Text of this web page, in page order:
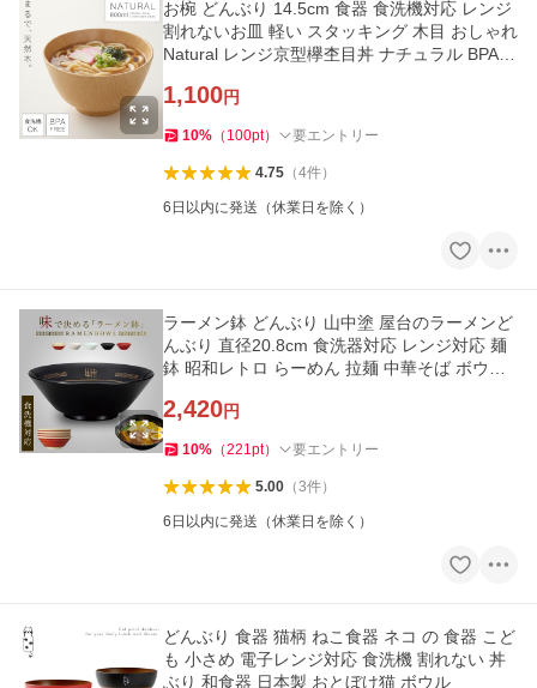
お椀 どんぶり 14.5cm 食器 食洗機対応 レンジ
割れないお皿 軽い スタッキング 木目 おしゃれ
Natural レンジ京型欅杢目丼 ナチュラル BPAフ
1,100円
10% （ 100pt） 要エントリー
4.75（4件）
6日以内に発送（休業日を除く）
ラーメン鉢 どんぶり 山中塗 屋台のラーメンど
んぶり 直径20.8cm 食洗器対応 レンジ対応 麺
鉢 昭和レトロ らーめん 拉麺 中華そば ボウル
2,420円
10% （221pt） 要エントリー
5.00（3件）
6日以内に発送（休業日を除く）
どんぶり 食器 猫柄 ねこ食器 ネコ の 食器 こど
も 小さめ 電子レンジ対応 食洗機 割れない 丼
ぶり 和食器 日本製 おとぼけ猫 ボウル